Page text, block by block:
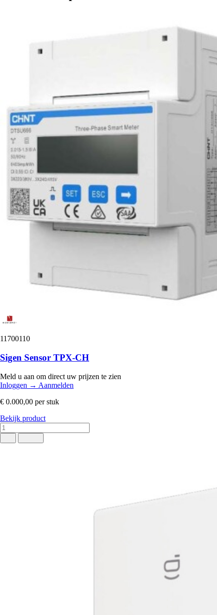
11700110
Sigen Sensor TPX-CH
Meld u aan om direct uw prijzen te zien
Inloggen → Aanmelden
€ 0.000,00 per stuk
Bekijk product